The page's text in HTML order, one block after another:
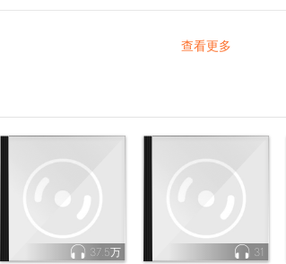
查看更多
37.5万 31